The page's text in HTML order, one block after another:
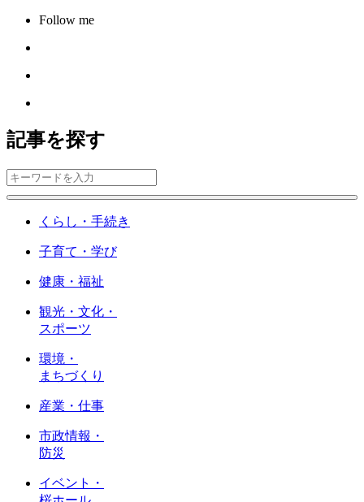
Follow me
記事を探す
くらし・手続き
子育て・学び
健康・福祉
観光・文化・
スポーツ
環境・
まちづくり
産業・仕事
市政情報・
防災
イベント・